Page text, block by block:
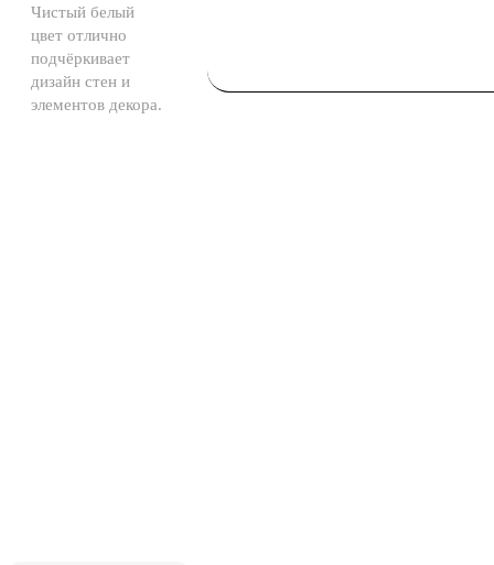
Чистый белый
цвет отлично
подчёркивает
дизайн стен и
элементов декора.